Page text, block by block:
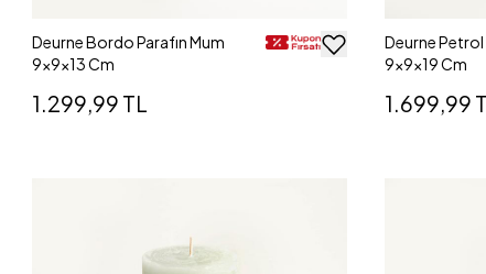
Deurne Bordo Parafın Mum
9x9x13 Cm
1.299,99 TL
Deurne Petrol
9x9x19 Cm
1.699,99